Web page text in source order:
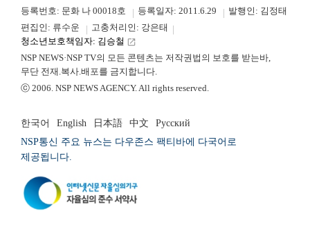
등록번호: 문화 나 00018호
등록일자: 2011.6.29
발행인: 김정태
편집인: 류수운
고충처리인: 강은태
청소년보호책임자: 김승철 launch
NSP NEWS·NSP TV의 모든 콘텐츠는 저작권법의 보호를 받는바,
무단 전재.복사.배포를 금지합니다.
ⓒ 2006. NSP NEWS AGENCY. All rights reserved.
한국어 English 日本語 中文
Русский
NSP통신 주요 뉴스는 다우존스 팩티바에 다국어로
제공됩니다.